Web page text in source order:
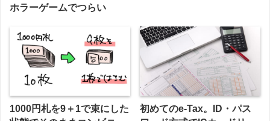
ホラーゲームでつらい
1000円札を9＋1で束にした
初めてのe-Tax。ID・パス